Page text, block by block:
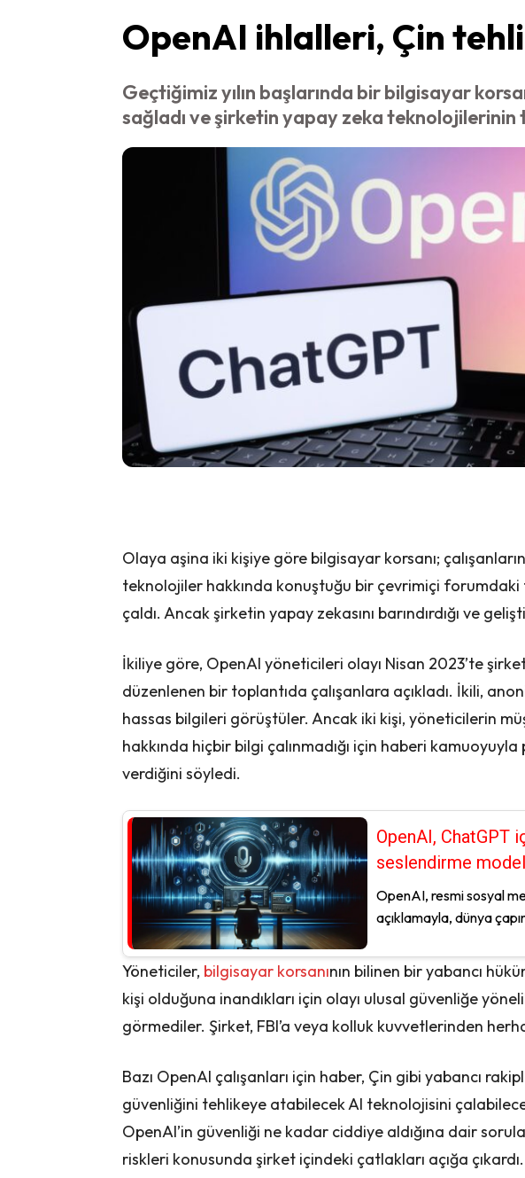
OpenAI ihlalleri, Çin
Geçtiğimiz yılın başlarında bir bilgisayar
sağladı ve şirketin yapay zeka teknolojilerinin
Olaya aşina iki kişiye göre bilgisayar korsanı;
teknolojiler hakkında konuştuğu bir çevrimiçi forumdaki
çaldı. Ancak şirketin yapay zekasını barındırdığı ve
İkiliye göre, OpenAI yöneticileri olayı Nisan 2023’te
düzenlenen bir toplantıda çalışanlara açıkladı. İkili,
hassas bilgileri görüştüler. Ancak iki kişi, yöneticilerin
hakkında hiçbir bilgi çalınmadığı için haberi
verdiğini söyledi.
OpenAI, ChatGPT
seslendirme
OpenAI, resmi sosyal
açıklamayla, dünya
Yöneticiler, bilgisayar korsanının bilinen bir yabancı
kişi olduğuna inandıkları için olayı ulusal güvenliğe
görmediler. Şirket, FBI’a veya kolluk kuvvetlerinden
Bazı OpenAI çalışanları için haber, Çin gibi yabancı
güvenliğini tehlikeye atabilecek AI teknolojisini
OpenAI’in güvenliği ne kadar ciddiye aldığına dair
riskleri konusunda şirket içindeki çatlakları açığa çıkardı.